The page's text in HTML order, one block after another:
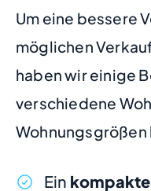
Um eine bessere
möglichen
haben wir einige
verschiedene
Ein